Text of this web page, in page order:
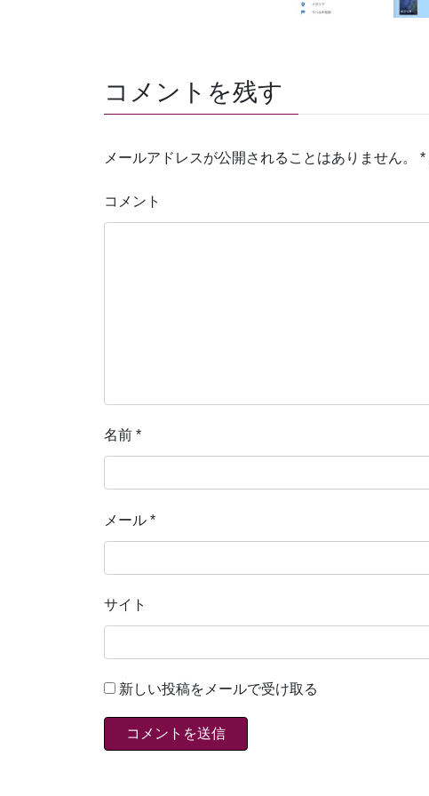
コメントを残す
メールアドレスが公開されることはありません。 *
コメント
名前 *
メール *
サイト
新しい投稿をメールで受け取る